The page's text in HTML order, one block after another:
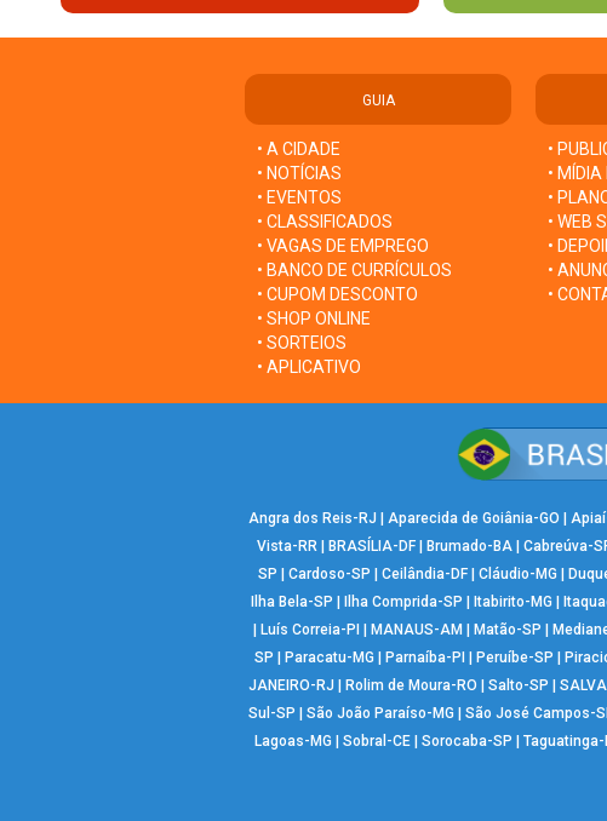
GUIA
• A CIDADE
• NOTÍCIAS
• EVENTOS
• CLASSIFICADOS
• VAGAS DE EMPREGO
• BANCO DE CURRÍCULOS
• CUPOM DESCONTO
• SHOP ONLINE
• SORTEIOS
• APLICATIVO
•
• MÍDIA
•
• WEB
•
•
•
Angra dos Reis-RJ | Aparecida de Goiânia-GO |
Vista-RR | BRASÍLIA-DF| Brumado-BA| Cabreúva-
SP | Cardoso-SP | Ceilândia-DF | Cláudio-MG |
Ilha Bela-SP | Ilha Comprida-SP | Itabirito-MG |
| Luís Correia-PI | MANAUS-AM | Matão-SP |
SP | Paracatu-MG | Parnaíba-PI | Peruíbe-SP |
JANEIRO-RJ | Rolim de Moura-RO | Salto-SP |
Sul-SP | São João Paraíso-MG | São José Campos-
Lagoas-MG | Sobral-CE| Sorocaba-SP | Taguatinga-